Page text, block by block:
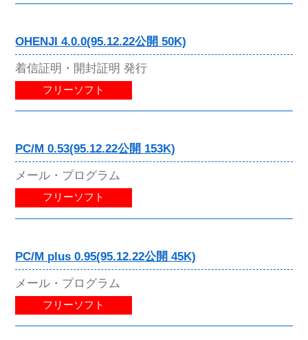
OHENJI 4.0.0(95.12.22公開 50K)
着信証明・開封証明 発行
フリーソフト
PC/M 0.53(95.12.22公開 153K)
メール・プログラム
フリーソフト
PC/M plus 0.95(95.12.22公開 45K)
メール・プログラム
フリーソフト